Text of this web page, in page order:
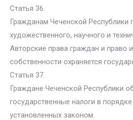
Статья 36.
Гражданам Чеченской Республики
художественного, научного и
Авторские права граждан и право
собственности охраняется
Статья 37.
Граждане Чеченской Республики
государственные налоги в
установленных законом.